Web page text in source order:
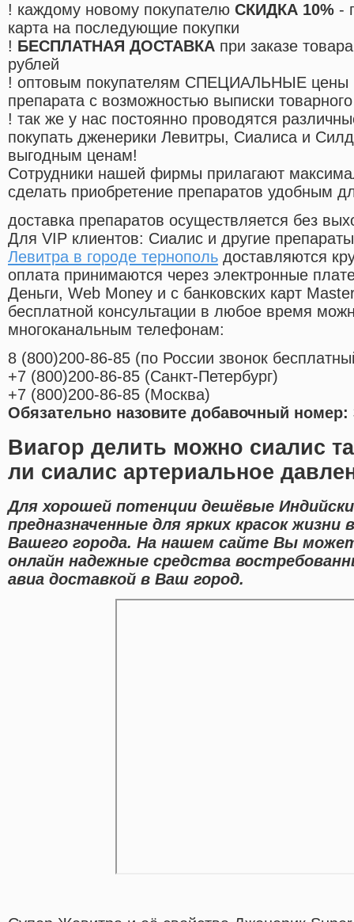
! каждому новому покупателю СКИДКА 10% -
карта на последующие покупки
! БЕСПЛАТНАЯ ДОСТАВКА при заказе
рублей
! оптовым покупателям СПЕЦИАЛЬНЫЕ цены
препарата с возможностью выписки
! так же у нас постоянно проводятся
покупать дженерики Левитры, Сиалиса и
выгодным ценам!
Cотрудники нашей фирмы прилагают
сделать приобретение препаратов удобным
доставка препаратов осуществляется без
Для VIP клиентов: Сиалис и другие
Левитра в городе тернополь доставляются
оплата принимаются через электронные
Деньги, Web Money и с банковских карт
бесплатной консультации в любое время
многоканальным телефонам:
8 (800)200-86-85 (по России звонок
+7 (800)200-86-85 (Санкт-Петербург)
+7 (800)200-86-85 (Москва)
Обязательно назовите добавочный номер:
Виагор делить можно сиалис
ли сиалис артериальное
Для хорошей потенции дешёвые
предназначенные для ярких красок жизни
Вашего города. На нашем сайте Вы
онлайн надежные средства
авиа доставкой в Ваш город.